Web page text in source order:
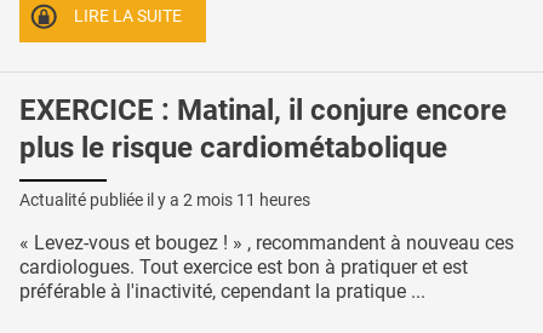
LIRE LA SUITE
EXERCICE : Matinal, il conjure encore
plus le risque cardiométabolique
Actualité publiée il y a 2 mois 11 heures
« Levez-vous et bougez ! » , recommandent à nouveau ces
cardiologues. Tout exercice est bon à pratiquer et est
préférable à l'inactivité, cependant la pratique ...